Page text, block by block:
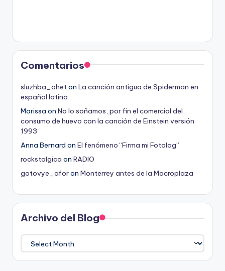
Comentarios
sluzhba_oheton La canción antigua de Spiderman en
español latino
Marissa on No lo soñamos, por fin el comercial del
consumo de huevo con la canción de Einstein versión
1993
Anna Bernard on El fenómeno “Firma mi Fotolog”
rockstalgica on RADIO
gotovye_aforon Monterrey antes de la Macroplaza
Archivo del Blog
Archivo
del
Blog